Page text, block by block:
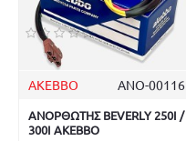
AKEBBO ΑΝΟ-00116
ΑΝΟΡΘΩΤΗΣ BEVERLY 250I /
300I AKEBBO